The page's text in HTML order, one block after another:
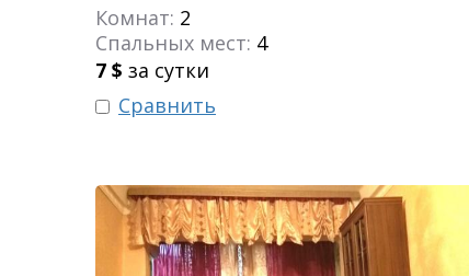
Комнат: 2
Спальных мест: 4
7 $ за сутки
Сравнить